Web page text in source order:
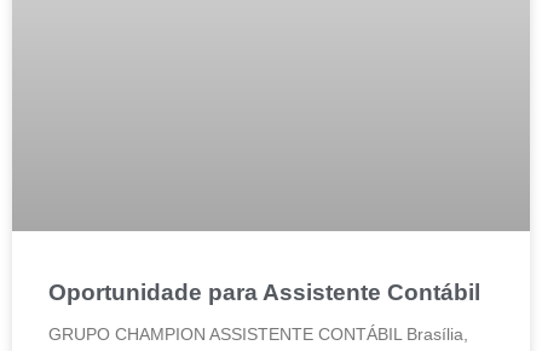
Oportunidade para Assistente Contábil
GRUPO CHAMPION ASSISTENTE CONTÁBIL Brasília,